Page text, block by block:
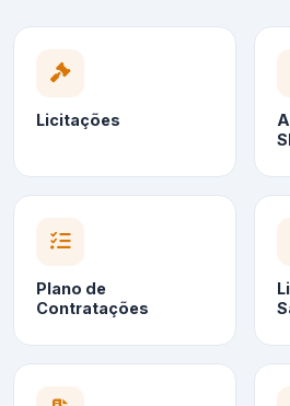
Licitações
Plano de
Contratações